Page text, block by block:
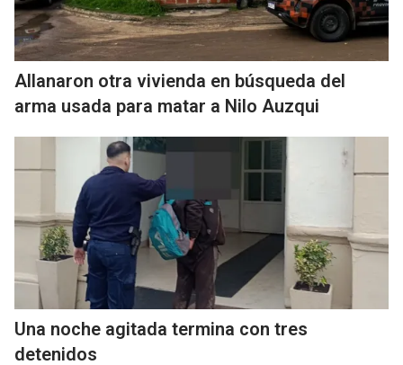
Allanaron otra vivienda en búsqueda del
arma usada para matar a Nilo Auzqui
Una noche agitada termina con tres
detenidos